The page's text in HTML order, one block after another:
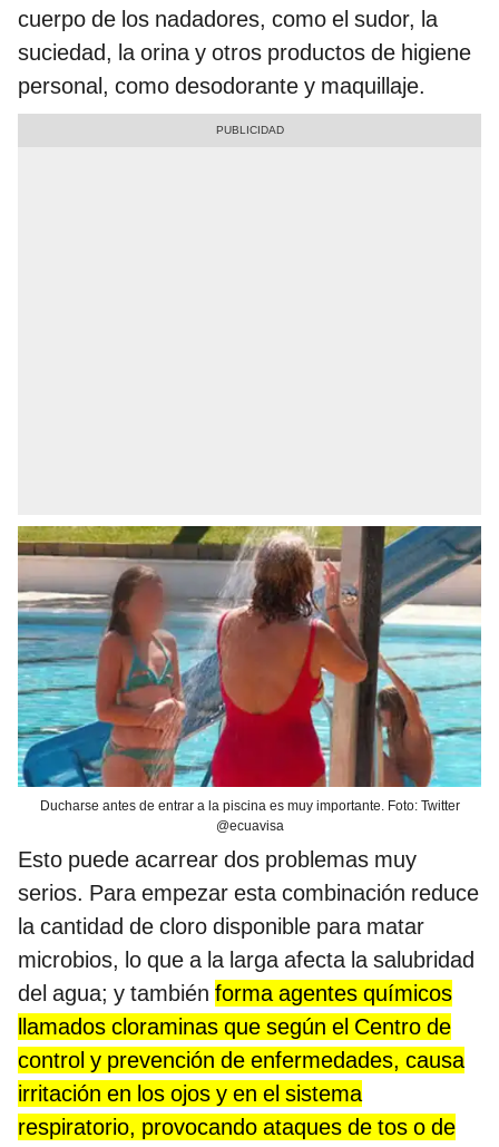
cuerpo de los nadadores, como el sudor, la
suciedad, la orina y otros productos de higiene
personal, como desodorante y maquillaje.
Ducharse antes de entrar a la piscina es muy importante. Foto: Twitter
@ecuavisa
Esto puede acarrear dos problemas muy
serios. Para empezar esta combinación reduce
la cantidad de cloro disponible para matar
microbios, lo que a la larga afecta la salubridad
del agua; y también forma agentes químicos
llamados cloraminas que según el Centro de
control y prevención de enfermedades, causa
irritación en los ojos y en el sistema
respiratorio, provocando ataques de tos o de